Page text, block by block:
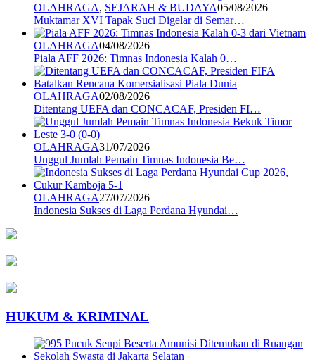
OLAHRAGA, SEJARAH & BUDAYA05/08/2026
Muktamar XVI Tapak Suci Digelar di Semar…
OLAHRAGA04/08/2026
Piala AFF 2026: Timnas Indonesia Kalah 0…
OLAHRAGA02/08/2026
Ditentang UEFA dan CONCACAF, Presiden FI…
OLAHRAGA31/07/2026
Unggul Jumlah Pemain Timnas Indonesia Be…
OLAHRAGA27/07/2026
Indonesia Sukses di Laga Perdana Hyundai…
HUKUM & KRIMINAL